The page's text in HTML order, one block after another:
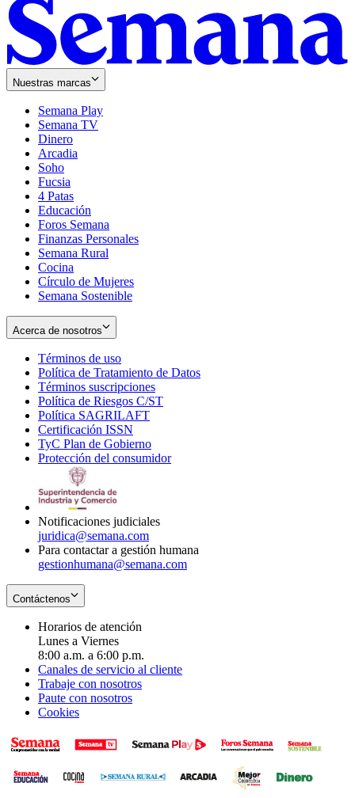
Nuestras marcas
Semana Play
Semana TV
Dinero
Arcadia
Soho
in
new
window
Fucsia
in
new
window
4 Patas
Educación
Foros Semana
Finanzas Personales
Semana Rural
Cocina
Círculo de Mujeres
Semana Sostenible
Acerca de nosotros
Términos de uso
in
new
window
Política de Tratamiento de Datos
Términos suscripciones
in
Política de Riesgos C/ST
Política SAGRILAFT
new
window
Certificación ISSN
in
new
TyC Plan de Gobierno
in
Protección del consumidorOpens
Notificaciones judiciales
juridica@semana.com
Para contactar a gestión humana
gestionhumana@semana.com
Contáctenos
Horarios de atención
Lunes a Viernes
8:00 a.m. a 6:00 p.m.
Canales de servicio al cliente
Trabaje con nosotros
Paute con nosotros
Cookies